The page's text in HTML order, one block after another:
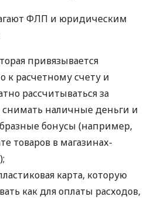
ФЛП и юридическим
привязывается
к расчетному счету и
рассчитываться за
снимать наличные деньги и
бонусы (например,
товаров в магазинах-
карта, которую
как для оплаты расходов,